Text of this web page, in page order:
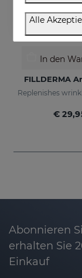
In den
FILLDERMA
€
Abonnieren
erhalten Sie
Einkauf
Alle